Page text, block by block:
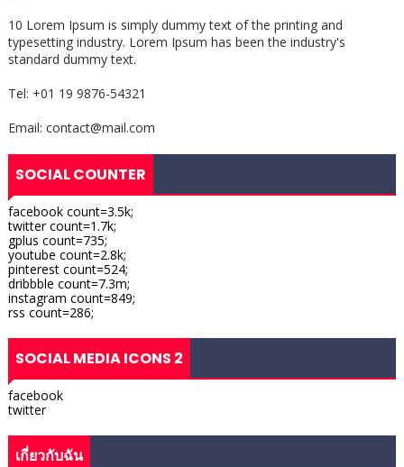
10 Lorem Ipsum is simply dummy text of the printing and
typesetting industry. Lorem Ipsum has been the industry's
standard dummy text.
Tel: +01 19 9876-54321
Email: contact@mail.com
SOCIAL COUNTER
facebook count=3.5k;
twitter count=1.7k;
gplus count=735;
youtube count=2.8k;
pinterest count=524;
dribbble count=7.3m;
instagram count=849;
rss count=286;
SOCIAL MEDIA ICONS 2
facebook
twitter
เกี่ยวกับฉัน